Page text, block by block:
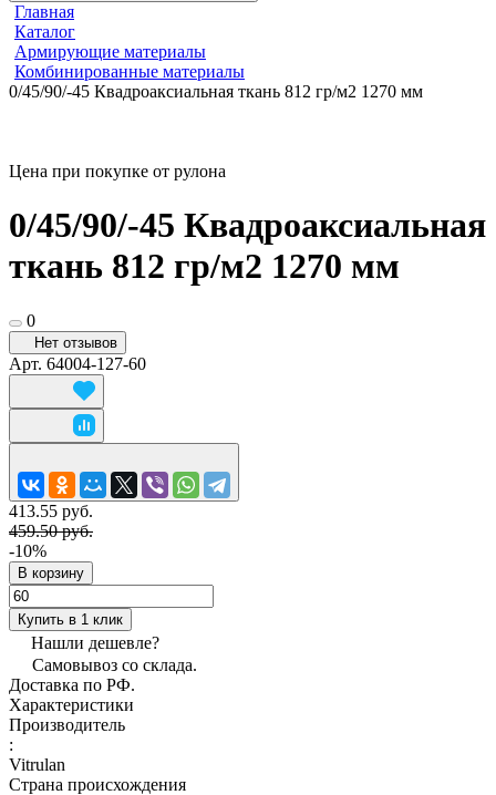
Главная
Каталог
Армирующие материалы
Комбинированные материалы
0/45/90/-45 Квадроаксиальная ткань 812 гр/м2 1270 мм
Цена при покупке от рулона
0/45/90/-45 Квадроаксиальная
ткань 812 гр/м2 1270 мм
0
Нет отзывов
Арт. 64004-127-60
413.55 руб.
459.50 руб.
-10%
В корзину
Купить в 1 клик
Нашли дешевле?
Самовывоз со склада.
Доставка по РФ.
Характеристики
Производитель
:
Vitrulan
Страна происхождения